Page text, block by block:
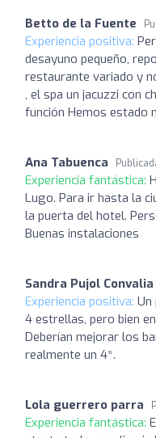
Betto de la Fuente
Experiencia positiva:
desayuno pequeño,
restaurante variado y
, el spa un jacuzzi con
función Hemos estado
Ana Tabuenca
Experiencia fantástica:
Lugo. Para ir hasta la
la puerta del hotel.
Buenas instalaciones
Sandra Pujol Convalia
Experiencia positiva: Un
4 estrellas, pero bien
Deberían mejorar los
realmente un 4*.
Lola guerrero parra
Experiencia fantástica: